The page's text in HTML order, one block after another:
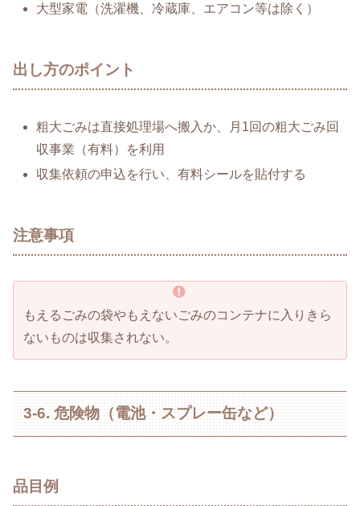
大型家電（洗濯機、冷蔵庫、エアコン等は除く）
出し方のポイント
粗大ごみは直接処理場へ搬入か、月1回の粗大ごみ回
収事業（有料）を利用
収集依頼の申込を行い、有料シールを貼付する
注意事項
もえるごみの袋やもえないごみのコンテナに入りきら
ないものは収集されない。
3-6. 危険物（電池・スプレー缶など）
品目例